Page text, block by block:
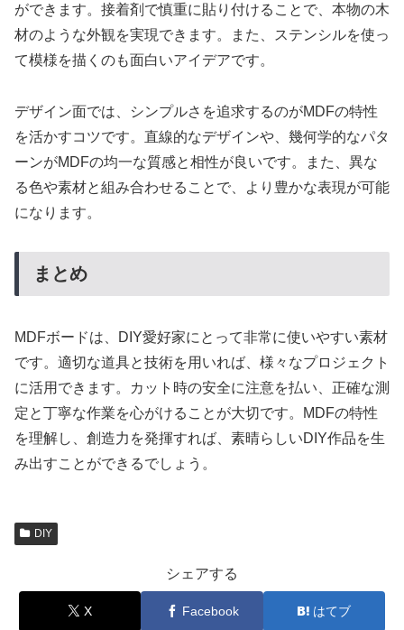
ができます。接着剤で慎重に貼り付けることで、本物の木
材のような外観を実現できます。また、ステンシルを使っ
て模様を描くのも面白いアイデアです。
デザイン面では、シンプルさを追求するのがMDFの特性
を活かすコツです。直線的なデザインや、幾何学的なパタ
ーンがMDFの均一な質感と相性が良いです。また、異な
る色や素材と組み合わせることで、より豊かな表現が可能
になります。
まとめ
MDFボードは、DIY愛好家にとって非常に使いやすい素材
です。適切な道具と技術を用いれば、様々なプロジェクト
に活用できます。カット時の安全に注意を払い、正確な測
定と丁寧な作業を心がけることが大切です。MDFの特性
を理解し、創造力を発揮すれば、素晴らしいDIY作品を生
み出すことができるでしょう。
DIY
シェアする
X Facebook はてブ